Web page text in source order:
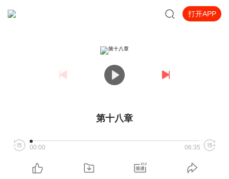
打开APP
第十八章
00:00 06:35